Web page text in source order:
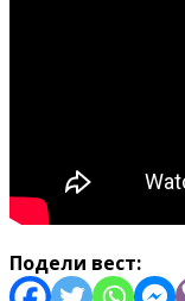
Подели вест: